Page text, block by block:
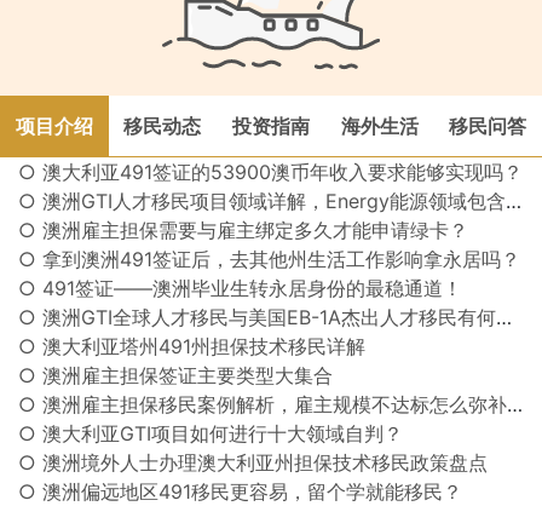
项目介绍 移民动态 投资指南 海外生活
移民问答
○ 澳大利亚491签证的53900澳币年收入要求能够实现吗？
○ 澳洲GTI人才移民项目领域详解，Energy能源领域包含哪些职业？
○ 澳洲雇主担保需要与雇主绑定多久才能申请绿卡？
○ 拿到澳洲491签证后，去其他州生活工作影响拿永居吗？
○ 491签证——澳洲毕业生转永居身份的最稳通道！
○ 澳洲GTI全球人才移民与美国EB-1A杰出人才移民有何异同？
○ 澳大利亚塔州491州担保技术移民详解
○ 澳洲雇主担保签证主要类型大集合
○ 澳洲雇主担保移民案例解析，雇主规模不达标怎么弥补？
○ 澳大利亚GTI项目如何进行十大领域自判？
○ 澳洲境外人士办理澳大利亚州担保技术移民政策盘点
○ 澳洲偏远地区491移民更容易，留个学就能移民？